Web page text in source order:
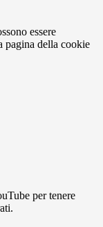
essere
pagina della cookie
per tenere